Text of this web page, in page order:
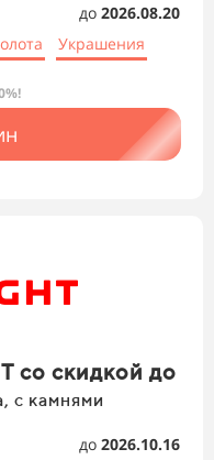
до 2026.08.20
Украшения
со скидкой до
с камнями
до 2026.10.16